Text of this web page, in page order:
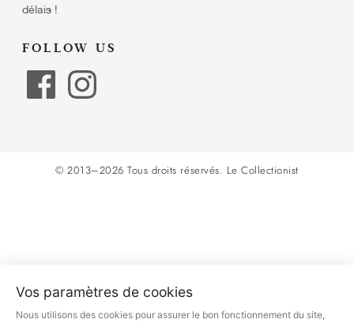
Vos paramètres de cookies
Nous utilisons des cookies pour assurer le bon fonctionnement du site,
délais !
FOLLOW US
© 2013–2026 Tous droits réservés. Le Collectionist